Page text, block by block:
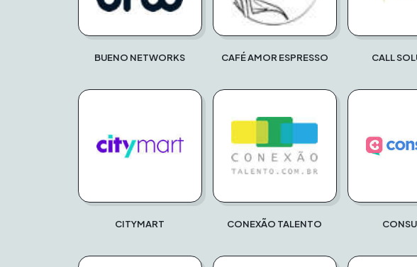
BUENO NETWORKS CAFÉ AMOR ESPRESSO CALL
CITYMART CONEXÃO TALENTO